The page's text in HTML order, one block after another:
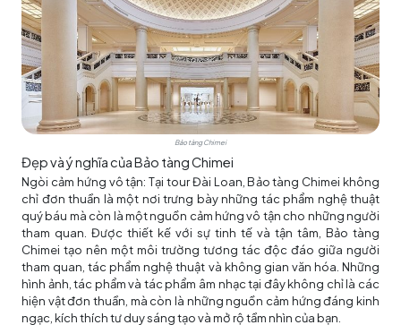
Bảo tàng Chimei
Đẹp và ý nghĩa của Bảo tàng Chimei
Ngòi cảm hứng vô tận: Tại tour Đài Loan, Bảo tàng Chimei không
chỉ đơn thuần là một nơi trưng bày những tác phẩm nghệ thuật
quý báu mà còn là một nguồn cảm hứng vô tận cho những người
tham quan. Được thiết kế với sự tinh tế và tận tâm, Bảo tàng
Chimei tạo nên một môi trường tương tác độc đáo giữa người
tham quan, tác phẩm nghệ thuật và không gian văn hóa. Những
hình ảnh, tác phẩm và tác phẩm âm nhạc tại đây không chỉ là các
hiện vật đơn thuần, mà còn là những nguồn cảm hứng đáng kinh
ngạc, kích thích tư duy sáng tạo và mở rộ tầm nhìn của bạn.